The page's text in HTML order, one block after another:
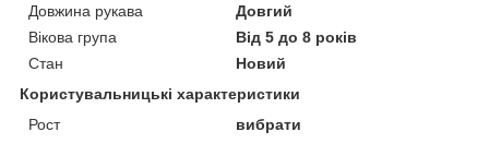
Довжина рукава
Довгий
Вікова група
Від 5 до 8 років
Стан
Новий
Користувальницькі характеристики
Рост
вибрати